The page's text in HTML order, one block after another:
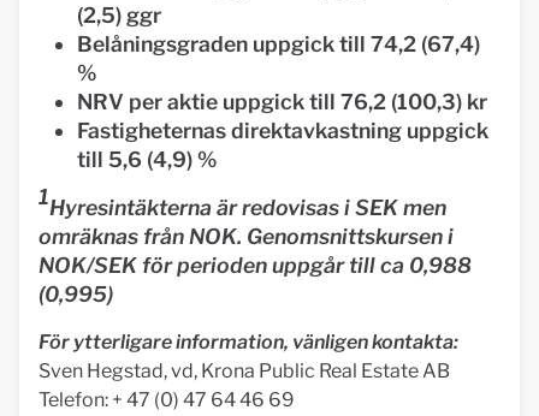
(2,5) ggr
Belåningsgraden uppgick till 74,2 (67,4)
%
NRV per aktie uppgick till 76,2 (100,3) kr
Fastigheternas direktavkastning uppgick
till 5,6 (4,9) %
1Hyresintäkterna är redovisas i SEK men
omräknas från NOK. Genomsnittskursen i
NOK/SEK för perioden uppgår till ca 0,988
(0,995)
För ytterligare information, vänligen kontakta:
Sven Hegstad, vd, Krona Public Real Estate AB
Telefon: + 47 (0) 47 64 46 69